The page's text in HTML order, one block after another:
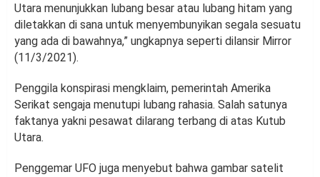
Utara menunjukkan lubang besar atau lubang hitam yang
diletakkan di sana untuk menyembunyikan segala sesuatu
yang ada di bawahnya,” ungkapnya seperti dilansir Mirror
(11/3/2021).
Penggila konspirasi mengklaim, pemerintah Amerika
Serikat sengaja menutupi lubang rahasia. Salah satunya
faktanya yakni pesawat dilarang terbang di atas Kutub
Utara.
Penggemar UFO juga menyebut bahwa gambar satelit